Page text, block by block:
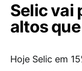
Selic vai
altos
Hoje Selic em